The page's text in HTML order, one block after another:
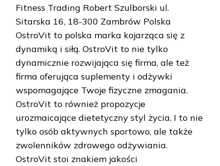
Fitness Trading Robert Szulborski ul.
Sitarska 16, 18-300 Zambrów Polska
OstroVit to polska marka kojarząca się z
dynamiką i siłą. OstroVit to nie tylko
dynamicznie rozwijająca się firma, ale też
firma oferująca suplementy i odżywki
wspomagające Twoje fizyczne zmagania.
OstroVit to również propozycje
urozmaicające dietetyczny styl życia. I to nie
tylko osób aktywnych sportowo, ale także
zwolenników zdrowego odżywiania.
OstroVit stoi znakiem jakości